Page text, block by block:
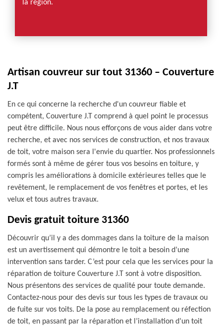
la région.
Artisan couvreur sur tout 31360 – Couverture
J.T
En ce qui concerne la recherche d'un couvreur fiable et
compétent, Couverture J.T comprend à quel point le processus
peut être difficile. Nous nous efforçons de vous aider dans votre
recherche, et avec nos services de construction, et nos travaux
de toit, votre maison sera l'envie du quartier. Nos professionnels
formés sont à même de gérer tous vos besoins en toiture, y
compris les améliorations à domicile extérieures telles que le
revêtement, le remplacement de vos fenêtres et portes, et les
velux et tous autres travaux.
Devis gratuit toiture 31360
Découvrir qu’il y a des dommages dans la toiture de la maison
est un avertissement qui démontre le toit a besoin d’une
intervention sans tarder. C’est pour cela que les services pour la
réparation de toiture Couverture J.T sont à votre disposition.
Nous présentons des services de qualité pour toute demande.
Contactez-nous pour des devis sur tous les types de travaux ou
de fuite sur vos toits. De la pose au remplacement ou réfection
de toit, en passant par la réparation et l’installation d’un toit